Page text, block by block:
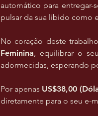
automático para
pulsar da sua libido como
No coração deste
Feminina, equilibrar o
adormecidas, esperando
Por apenas US$38,00
diretamente para o seu e-